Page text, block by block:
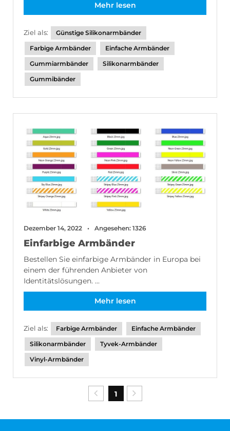
Mehr lesen
Ziel als:
Günstige Silikonarmbänder
Farbige Armbänder
Einfache Armbänder
Gummiarmbänder
Silikonarmbänder
Gummibänder
Dezember 14, 2022 Angesehen: 1326
Einfarbige Armbänder
Bestellen Sie einfarbige Armbänder in Europa bei
einem der führenden Anbieter von
Identitätslösungen. ...
Mehr lesen
Ziel als: Farbige Armbänder
Einfache Armbänder
Silikonarmbänder
Tyvek-Armbänder
Vinyl-Armbänder
1